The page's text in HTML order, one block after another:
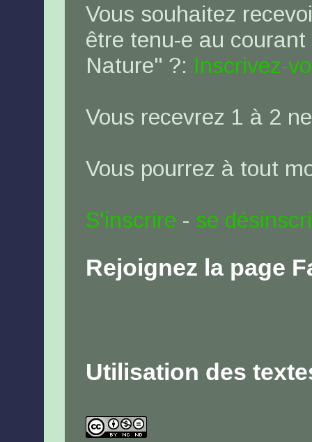
Vous souhaitez
être tenu-e au
Nature" ?: Inscrivez-
Vous recevrez 1 à 2
Vous pourrez à tout
S'inscrire - se
Rejoignez la page
Utilisation des